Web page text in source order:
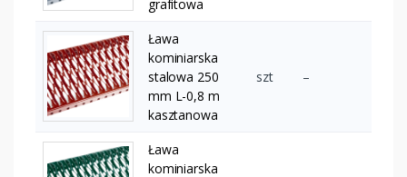
grafitowa
Ława
kominiarska
stalowa 250
mm L-0,8 m
kasztanowa
szt –
Ława
kominiarska